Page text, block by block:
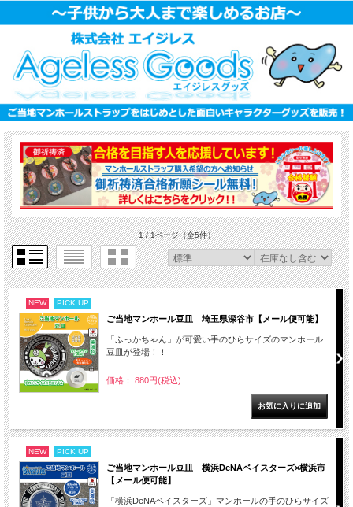
1 / 1ページ（全5件）
NEW PICK UP
ご当地マンホール豆皿 埼玉県深谷市【メール便可能】
「ふっかちゃん」が可愛い手のひらサイズのマンホール
豆皿が登場！！
価格： 880円(税込)
NEW PICK UP
ご当地マンホール豆皿 横浜DeNAベイスターズ×横浜市
【メール便可能】
「横浜DeNAベイスターズ」マンホールの手のひらサイズ